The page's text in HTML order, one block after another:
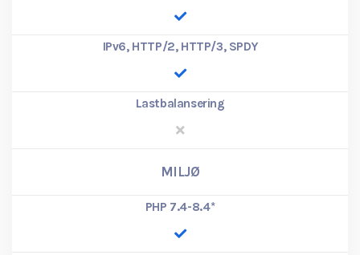
IPv6, HTTP/2, HTTP/3, SPDY
Lastbalansering
MILJØ
PHP 7.4-8.4*